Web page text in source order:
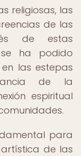
religiosas, las
de las
de estas
se ha podido
las estepas
de la
espiritual
para
de las